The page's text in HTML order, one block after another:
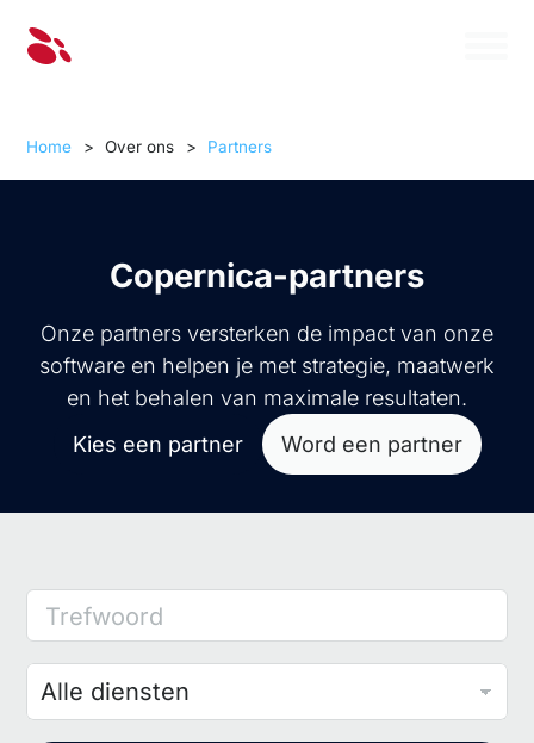
Home > Over ons > Partners
Copernica-partners
Onze partners versterken de impact van onze
software en helpen je met strategie, maatwerk
en het behalen van maximale resultaten.
Kies een partner
Word een partner
Trefwoord